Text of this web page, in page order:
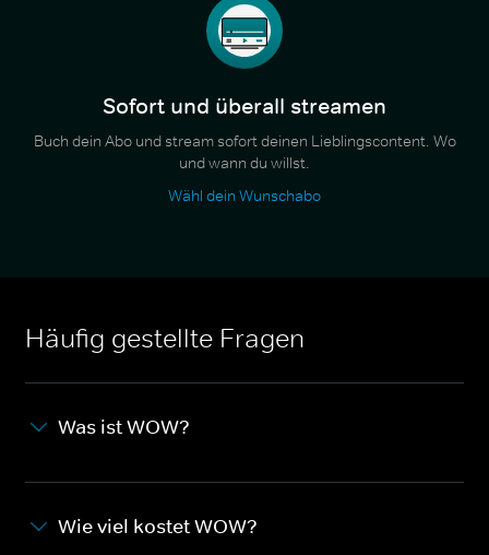
Sofort und überall streamen
Buch dein Abo und stream sofort deinen Lieblingscontent. Wo
und wann du willst.
Wähl dein Wunschabo
Häufig gestellte Fragen
Was ist WOW?
Wie viel kostet WOW?